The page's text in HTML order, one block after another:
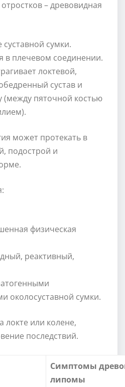
– древовидная
суставной сумки.
в плечевом соединении.
локтевой,
сустав и
(между пяточной костью
может протекать в
подострой и
физическая
реактивный,
околосуставной сумки.
локте или колене,
последствий.
Симптомы
липомы